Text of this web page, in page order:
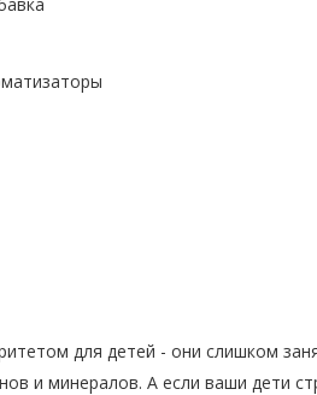
для детей - они слишком
и минералов. А если ваши дети